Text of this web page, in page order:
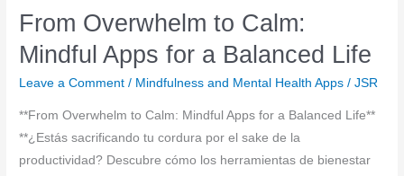
Life
From Overwhelm to Calm:
Mindful Apps for a Balanced Life
Leave a Comment / Mindfulness and Mental Health Apps /JSR
**From Overwhelm to Calm: Mindful Apps for a Balanced Life**
**¿Estás sacrificando tu cordura por el sake de la
productividad? Descubre cómo los herramientas de bienestar